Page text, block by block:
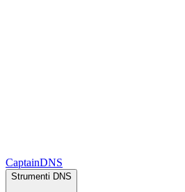
CaptainDNS
Strumenti DNS